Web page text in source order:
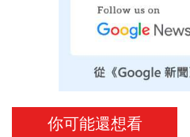
你可能還想看